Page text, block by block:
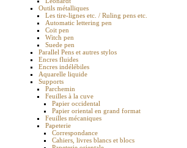
Outils métalliques
Les tire-lignes etc. / Ruling pens etc.
Automatic lettering pen
Coit pen
Witch pen
Suede pen
Parallel Pens et autres stylos
Encres fluides
Encres indélébiles
Aquarelle liquide
Supports
Parchemin
Feuilles à la cuve
Papier occidental
Papier oriental en grand format
Feuilles mécaniques
Papeterie
Correspondance
Cahiers, livres blancs et blocs